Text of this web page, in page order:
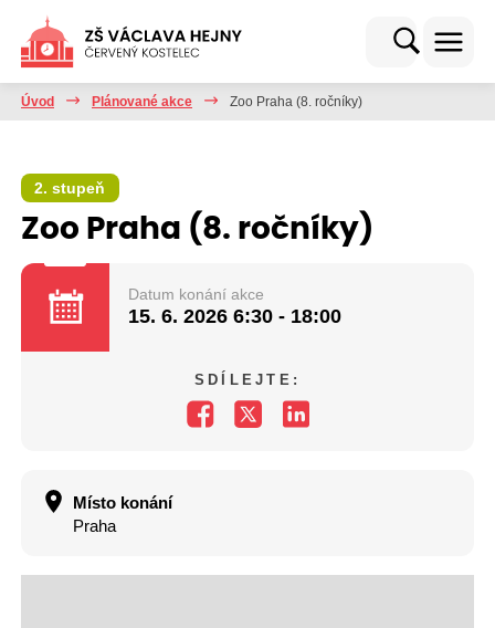
Úvod Plánované akce Zoo Praha (8. ročníky)
2. stupeň
Zoo Praha (8. ročníky)
Datum konání akce
15. 6. 2026 6:30 - 18:00
SDÍLEJTE:
Místo konání
Praha